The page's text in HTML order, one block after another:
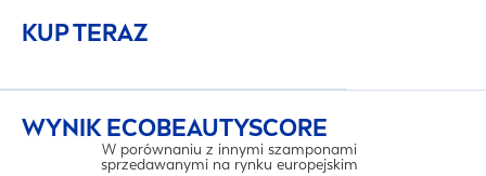
KUP TERAZ
WYNIK ECOBEAUTYSCORE
W porównaniu z innymi szamponami
sprzedawanymi na rynku europejskim